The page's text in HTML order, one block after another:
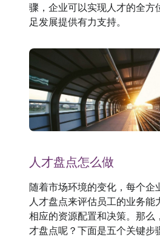
骤，企业可以实现人才的全方
足发展提供有力支持。
人才盘点怎么做
随着市场环境的变化，每个企
人才盘点来评估员工的业务能
相应的资源配置和决策。那么
才盘点呢？下面是五个关键步